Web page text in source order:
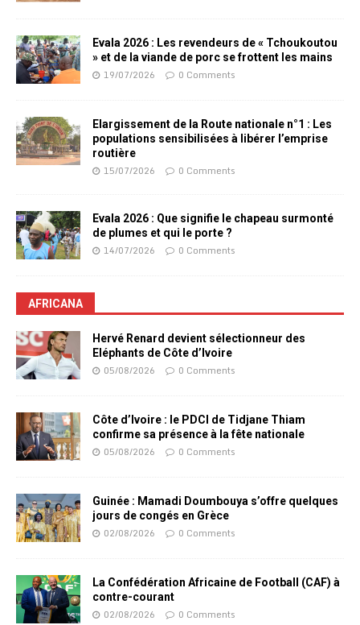
Evala 2026 : Les revendeurs de « Tchoukoutou
» et de la viande de porc se frottent les mains
19/07/2026 0 Comments
Elargissement de la Route nationale n°1 : Les
populations sensibilisées à libérer l’emprise
routière
15/07/2026 0 Comments
Evala 2026 : Que signifie le chapeau surmonté
de plumes et qui le porte ?
14/07/2026 0 Comments
AFRICANA
Hervé Renard devient sélectionneur des
Eléphants de Côte d’Ivoire
05/08/2026 0 Comments
Côte d’Ivoire : le PDCI de Tidjane Thiam
confirme sa présence à la fête nationale
05/08/2026 0 Comments
Guinée : Mamadi Doumbouya s’offre quelques
jours de congés en Grèce
02/08/2026 0 Comments
La Confédération Africaine de Football (CAF) à
contre-courant
02/08/2026 0 Comments